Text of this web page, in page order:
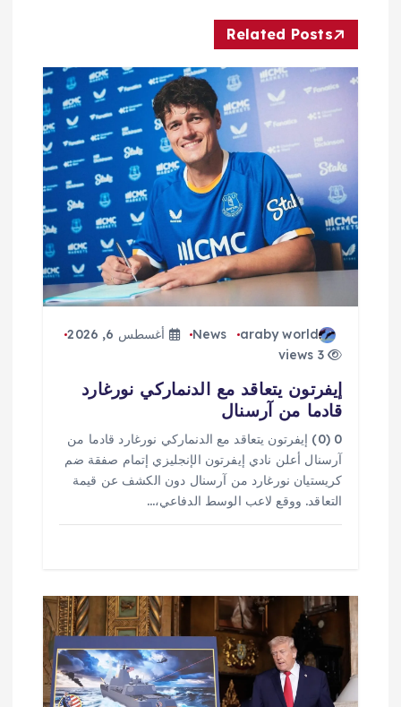
م
ق
ت
Related Posts
araby world
News
أغسطس 6, 2026
3 views
إيفرتون يتعاقد مع الدنماركي نورغارد
قادما من آرسنال
0 (0) إيفرتون يتعاقد مع الدنماركي نورغارد قادما من
آرسنال أعلن نادي إيفرتون الإنجليزي إتمام صفقة ضم
كريستيان نورغارد من آرسنال دون الكشف عن قيمة
التعاقد. ووقع لاعب الوسط الدفاعي،…